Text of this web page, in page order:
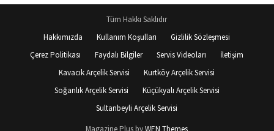
Tüm Hakkı Saklıdır
Hakkımızda
Kullanım Koşulları
Gizlilik Sözleşmesi
Çerez Politikası
Faydalı Bilgiler Servis Videoları
İletişim
Kavacık Arçelik Servisi
Kurtköy Arçelik Servisi
Soğanlık Arçelik Servisi
Küçükyalı Arçelik Servisi
Sultanbeyli Arçelik Servisi